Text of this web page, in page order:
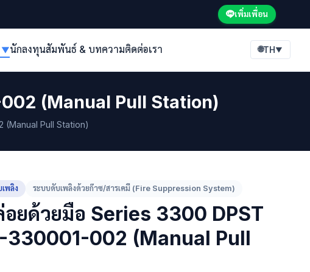
เพิ่มเพื่อน
▼นักลงทุนสัมพันธ์ & บทความติดต่อเรา 🌐TH▼
(Manual Pull Station)
Pull Station)
พลิง ระบบดับเพลิงด้วยก๊าซ/สารเคมี (Fire Suppression System)
ยด้วยมือ Series 3300 DPST
330001-002 (Manual Pull